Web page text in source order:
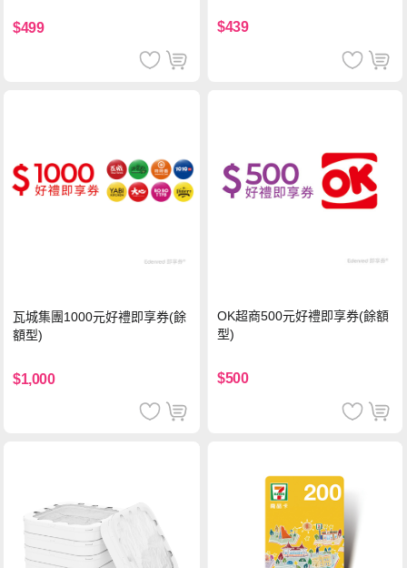
$499 $439
瓦城集團1000元好禮即享券(餘
額型)
$1,000
OK超商500元好禮即享券(餘額
型)
$500